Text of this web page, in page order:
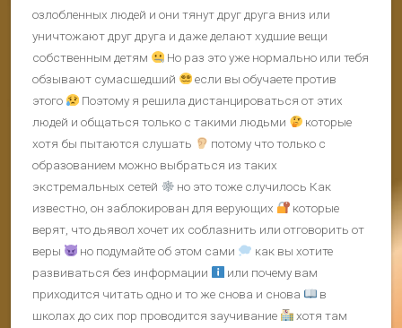
озлобленных людей и они тянут друг друга вниз или
уничтожают друг друга и даже делают худшие вещи
собственным детям
Но раз это уже нормально или тебя
обзывают сумасшедший
если вы обучаете против
этого
Поэтому я решила дистанцироваться от этих
людей и общаться только с такими людьми
которые
хотя бы пытаются слушать
потому что только с
образованием можно выбраться из таких
экстремальных сетей
но это тоже случилось Как
известно, он заблокирован для верующих
которые
верят, что дьявол хочет их соблазнить или отговорить от
веры
но подумайте об этом сами
как вы хотите
развиваться без информации
или почему вам
приходится читать одно и то же снова и снова
в
школах до сих пор проводится заучивание
хотя там